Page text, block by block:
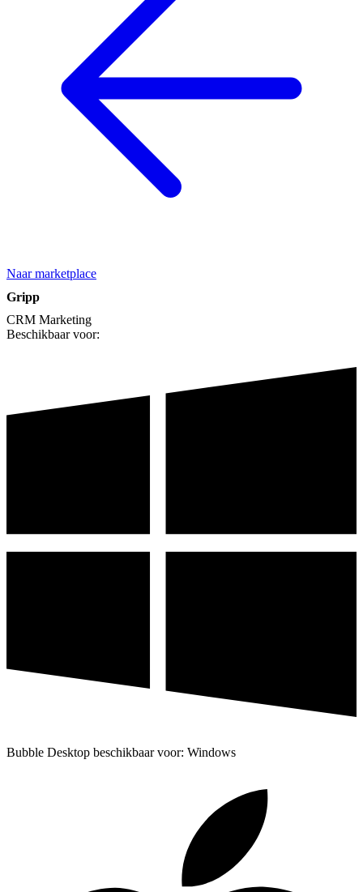
Naar marketplace
Gripp
CRM Marketing
Beschikbaar voor:
Bubble Desktop beschikbaar voor: Windows